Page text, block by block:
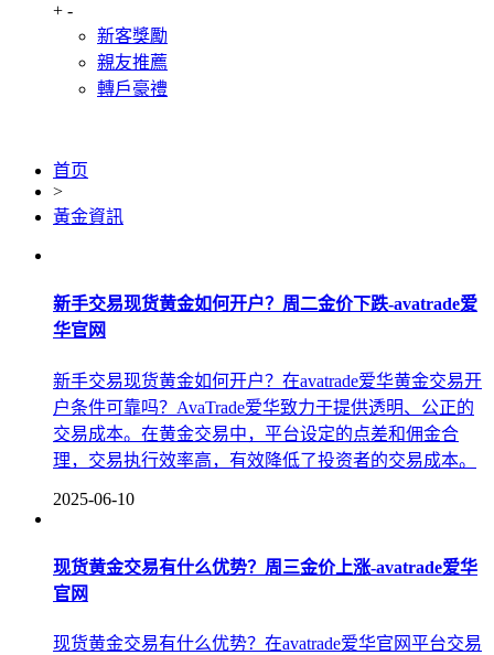
+ -
新客獎勵
親友推薦
轉戶豪禮
首页
>
黃金資訊
新手交易现货黄金如何开户？周二金价下跌-avatrade爱
华官网
新手交易现货黄金如何开户？在avatrade爱华黄金交易开
户条件可靠吗？AvaTrade爱华致力于提供透明、公正的
交易成本。在黄金交易中，平台设定的点差和佣金合
理，交易执行效率高，有效降低了投资者的交易成本。
2025-06-10
现货黄金交易有什么优势？周三金价上涨-avatrade爱华
官网
现货黄金交易有什么优势？在avatrade爱华官网平台交易